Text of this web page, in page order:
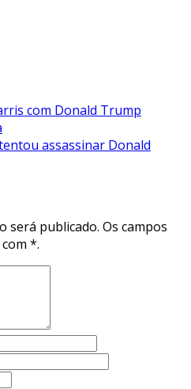
com Donald Trump
assassinar Donald
será publicado. Os campos
*.